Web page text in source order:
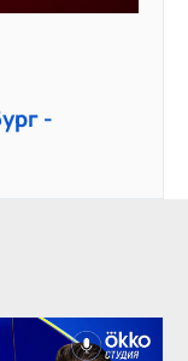
-